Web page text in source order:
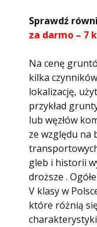
Sprawdź
za darmo – 7
Na cenę
kilka
lokalizację,
przykład
lub węzłów
ze względu na
gleb i historii
droższe .
V klasy w
które różnią